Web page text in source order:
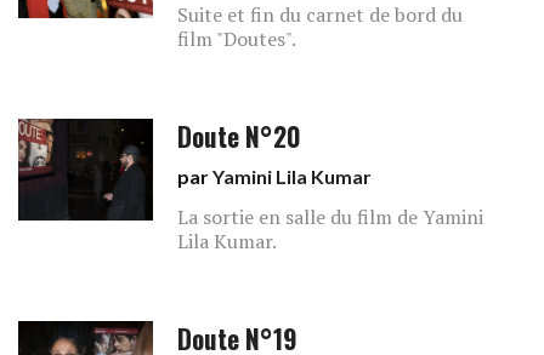
Suite et fin du carnet de bord du
film "Doutes".
Doute N°20
parYamini Lila Kumar
La sortie en salle du film de Yamini
Lila Kumar.
Doute N°19